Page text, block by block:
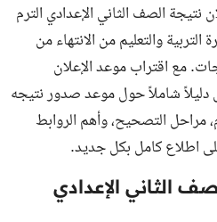
نتيجة الصف الثاني الإعدادي الترم
وزارة التربية والتعليم من الانتهاء من
مع اقتراب موعد الإعلان
دليلاً شاملاً حول موعد صدور نتيجه
مراحل التصحيح، وأهم الروابط
اطلاع كامل بكل جديد.
الثاني الإعدادي